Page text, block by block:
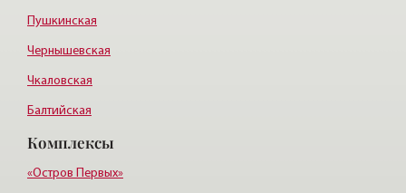
Пушкинская
Чернышевская
Чкаловская
Балтийская
Старая деревня
Удельная
Комплексы
«Остров Первых»